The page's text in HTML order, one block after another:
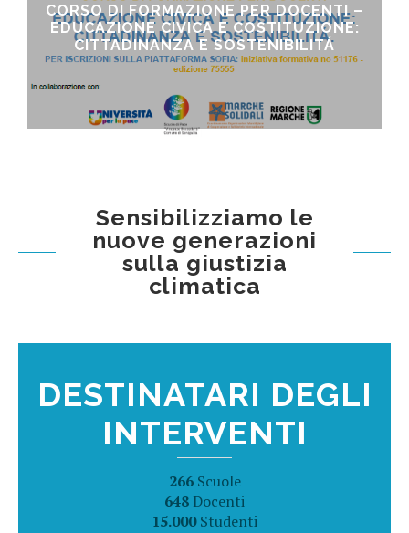
CORSO DI FORMAZIONE PER DOCENTI –
EDUCAZIONE CIVICA E COSTITUZIONE:
CITTADINANZA E SOSTENIBILITÁ
Sensibilizziamo le
nuove generazioni
sulla giustizia
climatica
DESTINATARI DEGLI
INTERVENTI
266Scuole
648 Docenti
15.000Studenti